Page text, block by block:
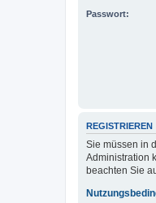
Passwort:
REGISTRIEREN
Sie müssen in
Administration
beachten Sie